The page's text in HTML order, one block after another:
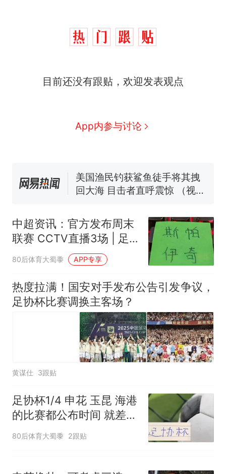
目前还没有跟贴，欢迎发表观点
App内参与讨论
新 费大厨“全国小炒肉大王”称
140多朵
美国渔民钓获鲨鱼徒手将其拽
回大海 目击者直呼震惊 （视频
老师一句“跟我回家”改写了人
生
笔试第一被第二名传话劝弃考
官方通报
热 制裁瓜子饺子，美国怕什
中超资讯：官方发布周末
联赛 CCTV直播3场 | 足
协杯比赛时间就剩北京国
安没定
80后体育大蜀黍 APP专享
热度拉满！国安对手发布公告引发争议，
足协杯比赛调换主客场？
黄谋仕 3跟贴
足协杯1/4 申花 玉昆 海港
的比赛都公布时间 就差北
京国安
80后体育大蜀黍 2跟贴